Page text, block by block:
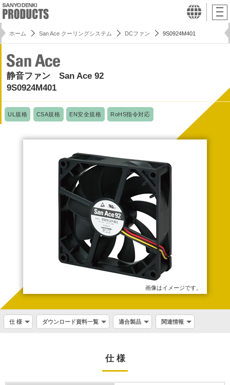
ホーム San Ace クーリングシステム DCファン 9S0924M401
静音ファン San Ace 92
9S0924M401
UL規格 CSA規格 EN安全規格 RoHS指令対応
画像はイメージです。
仕 様 ダウンロード資料一覧 適合製品 関連情報
仕 様